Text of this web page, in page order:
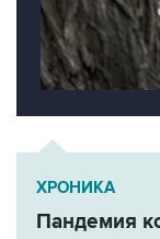
ХРОНИКА
Пандемия